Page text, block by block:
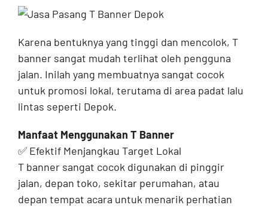
Karena bentuknya yang tinggi dan mencolok, T
banner sangat mudah terlihat oleh pengguna
jalan. Inilah yang membuatnya sangat cocok
untuk promosi lokal, terutama di area padat lalu
lintas seperti Depok.
Manfaat Menggunakan T Banner
✅ Efektif Menjangkau Target Lokal
T banner sangat cocok digunakan di pinggir
jalan, depan toko, sekitar perumahan, atau
depan tempat acara untuk menarik perhatian